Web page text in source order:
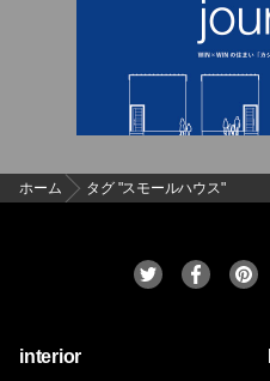
ホーム タグ "スモールハウス"
interior